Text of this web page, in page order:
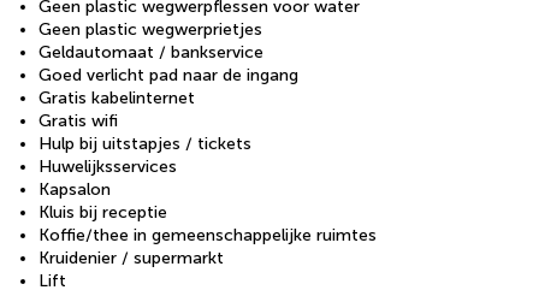
Geen plastic wegwerpflessen voor water
Geen plastic wegwerprietjes
Geldautomaat / bankservice
Goed verlicht pad naar de ingang
Gratis kabelinternet
Gratis wifi
Hulp bij uitstapjes / tickets
Huwelijksservices
Kapsalon
Kluis bij receptie
Koffie/thee in gemeenschappelijke ruimtes
Kruidenier / supermarkt
Lift